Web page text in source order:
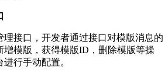
理接口，开发者通过接口对模版消息的
增模版，获得模版ID，删除模版等操
行手动配置。